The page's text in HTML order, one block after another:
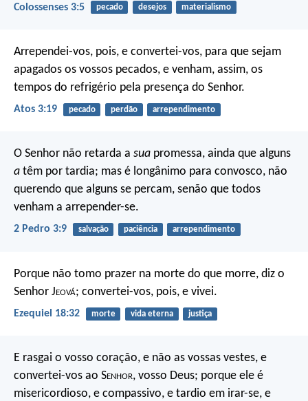
Colossenses 3:5 pecado desejos materialismo
Arrependei-vos, pois, e convertei-vos, para que sejam
apagados os vossos pecados, e venham, assim, os
tempos do refrigério pela presença do Senhor.
Atos 3:19 pecado perdão arrependimento
O Senhor não retarda a sua promessa, ainda que alguns
a têm por tardia; mas é longânimo para convosco, não
querendo que alguns se percam, senão que todos
venham a arrepender-se.
2 Pedro 3:9 salvação paciência arrependimento
Porque não tomo prazer na morte do que morre, diz o
Senhor Jeová; convertei-vos, pois, e vivei.
Ezequiel 18:32 morte vida eterna justiça
E rasgai o vosso coração, e não as vossas vestes, e
convertei-vos ao Senhor, vosso Deus; porque ele é
misericordioso, e compassivo, e tardio em irar-se, e